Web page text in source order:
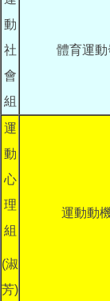
動
社
會
組
體育運
運
動
心
理
組
(淑
芳)
運動動